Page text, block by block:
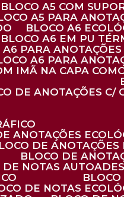
BLOCO A5 COM
A5 PARA
BLOCO A6
BLOCO A6 EM PU
A6 PARA
A6 PARA
IMÃ NA CAPA
DE ANOTAÇÕES
ANOTAÇÕES
BLOCO DE
BLOCO DE
DE NOTAS
DE NOTAS